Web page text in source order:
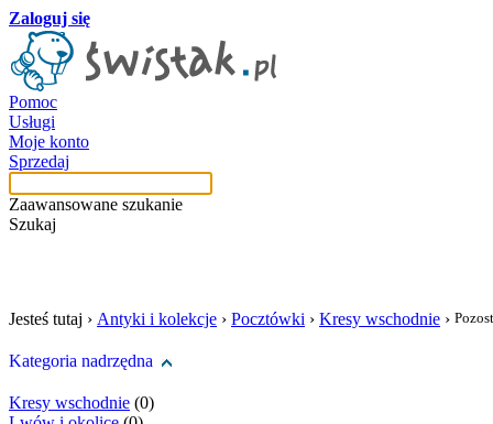
Zaloguj się
Pomoc
Usługi
Moje konto
Sprzedaj
Zaawansowane szukanie
Szukaj
Jesteś tutaj › Antyki i kolekcje › Pocztówki › Kresy wschodnie ›
Kategoria nadrzędna
Kresy wschodnie (0)